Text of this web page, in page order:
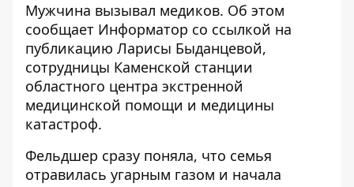
Мужчина вызывал медиков. Об этом
сообщает Информатор со ссылкой на
публикацию Ларисы Быданцевой,
сотрудницы Каменской станции
областного центра экстренной
медицинской помощи и медицины
катастроф.
Фельдшер сразу поняла, что семья
отравилась угарным газом и начала